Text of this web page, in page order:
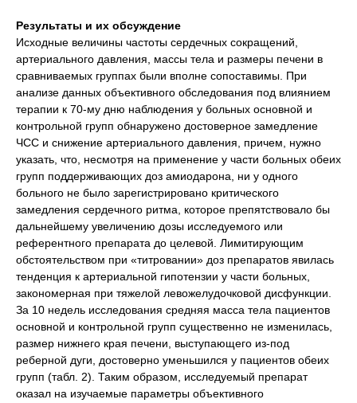
Результаты и их обсуждение
Исходные величины частоты сердечных сокращений,
артериального давления, массы тела и размеры печени в
сравниваемых группах были вполне сопоставимы. При
анализе данных объективного обследования под влиянием
терапии к 70-му дню наблюдения у больных основной и
контрольной групп обнаружено достоверное замедление
ЧСС и снижение артериального давления, причем, нужно
указать, что, несмотря на применение у части больных обеих
групп поддерживающих доз амиодарона, ни у одного
больного не было зарегистрировано критического
замедления сердечного ритма, которое препятствовало бы
дальнейшему увеличению дозы исследуемого или
референтного препарата до целевой. Лимитирующим
обстоятельством при «титровании» доз препаратов явилась
тенденция к артериальной гипотензии у части больных,
закономерная при тяжелой левожелудочковой дисфункции.
За 10 недель исследования средняя масса тела пациентов
основной и контрольной групп существенно не изменилась,
размер нижнего края печени, выступающего из-под
реберной дуги, достоверно уменьшился у пациентов обеих
групп (табл. 2). Таким образом, исследуемый препарат
оказал на изучаемые параметры объективного